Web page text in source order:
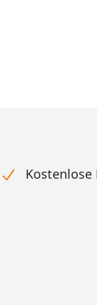
Kostenlose